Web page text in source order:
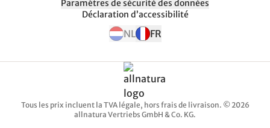
Paramètres de sécurité des données
Déclaration d’accessibilité
NL FR
Tous les prix incluent la TVA légale, hors frais de livraison. © 2026
allnatura Vertriebs GmbH & Co. KG.